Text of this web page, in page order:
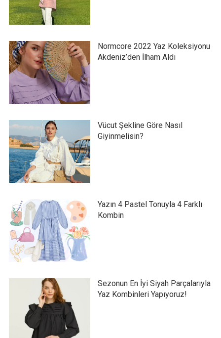
Normcore 2022 Yaz Koleksiyonu
Akdeniz’den İlham Aldı
Vücut Şekline Göre Nasıl
Giyinmelisin?
Yazın 4 Pastel Tonuyla 4 Farklı
Kombin
Sezonun En İyi Siyah Parçalarıyla
Yaz Kombinleri Yapıyoruz!